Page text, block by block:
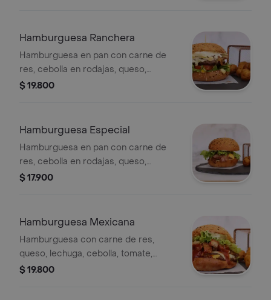
Hamburguesa Ranchera
Hamburguesa en pan con carne de
res, cebolla en rodajas, queso,
rodajas de tomate, salsas de la casa,
$ 19.800
Hamburguesa Especial
Hamburguesa en pan con carne de
res, cebolla en rodajas, queso,
rodajas de tomate, lechuga, tocino y
$ 17.900
Hamburguesa Mexicana
Hamburguesa con carne de res,
queso, lechuga, cebolla, tomate,
jalapeños, frijoles y pico de gallo en
$ 19.800